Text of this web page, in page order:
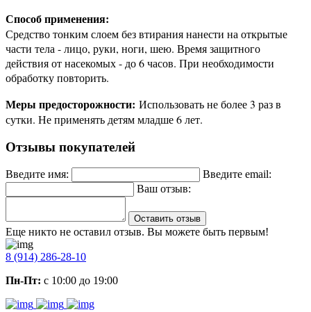
Способ применения:
Средство тонким слоем без втирания нанести на открытые
части тела - лицо, руки, ноги, шею. Время защитного
действия от насекомых - до 6 часов. При необходимости
обработку повторить.
Меры предосторожности: Использовать не более 3 раз в
сутки. Не применять детям младше 6 лет.
Отзывы покупателей
Введите имя:
Введите email:
Ваш отзыв:
Оставить отзыв
Еще никто не оставил отзыв. Вы можете быть первым!
8 (914) 286-28-10
Пн-Пт: с 10:00 до 19:00